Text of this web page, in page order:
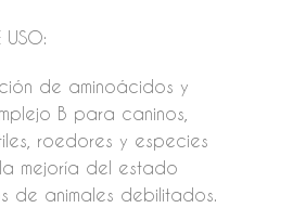
USO:
de aminoácidos y
B para caninos,
roedores y especies
mejoría del estado
de animales debilitados.